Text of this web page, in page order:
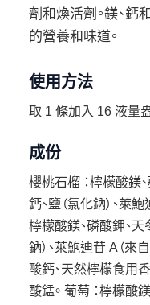
劑和煥活劑。鎂、
的營養和味道。
使用方法
取 1 條加入 16 液量
成份
櫻桃石榴 ：檸檬酸鎂
鈣、鹽（氯化鈉）、萊
檸檬酸鎂、磷酸鉀、天
鈉）、萊鮑迪苷 A（來
酸鈣、天然檸檬食用香
酸錳。 葡萄 ：檸檬酸